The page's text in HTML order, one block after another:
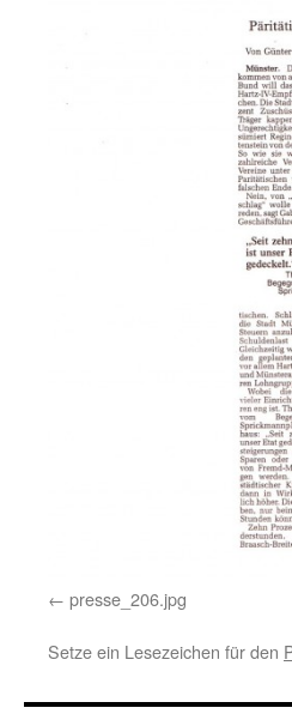
presse_206.jpg
Setze ein Lesezeichen für den